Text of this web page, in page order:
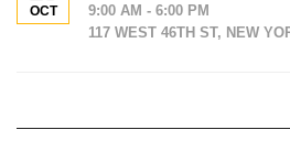
OCT
9:00 AM - 6:00 PM
117 WEST 46TH ST, NEW